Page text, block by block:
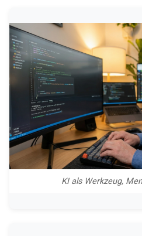
KI als Werkzeug,